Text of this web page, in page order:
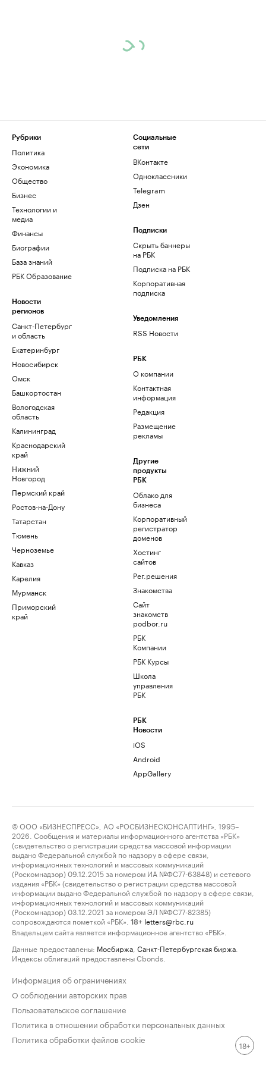
Рубрики
Политика
Экономика
Общество
Бизнес
Технологии и
медиа
Финансы
Биографии
База знаний
РБК Образование
Новости
регионов
Санкт-Петербург
и область
Екатеринбург
Новосибирск
Омск
Башкортостан
Вологодская
область
Калининград
Краснодарский
край
Нижний
Новгород
Пермский край
Ростов-на-Дону
Татарстан
Тюмень
Черноземье
Кавказ
Карелия
Мурманск
Приморский
край
Социальные
сети
ВКонтакте
Одноклассники
Telegram
Дзен
Подписки
Скрыть баннеры
на РБК
Подписка на РБК
Корпоративная
подписка
Уведомления
RSS Новости
РБК
О компании
Контактная
информация
Редакция
Размещение
рекламы
Другие
продукты
РБК
Облако для
бизнеса
Корпоративный
регистратор
доменов
Хостинг
сайтов
Рег.решения
Знакомства
Сайт
знакомств
podbor.ru
РБК
Компании
РБК Курсы
Школа
управления
РБК
РБК
Новости
iOS
Android
AppGallery
© ООО «БИЗНЕСПРЕСС», АО «РОСБИЗНЕСКОНСАЛТИНГ», 1995–
2026. Сообщения и материалы информационного агентства «РБК»
(свидетельство о регистрации средства массовой информации
выдано Федеральной службой по надзору в сфере связи,
информационных технологий и массовых коммуникаций
(Роскомнадзор) 09.12.2015 за номером ИА №ФС77-63848) и сетевого
издания «РБК» (свидетельство о регистрации средства массовой
информации выдано Федеральной службой по надзору в сфере связи,
информационных технологий и массовых коммуникаций
(Роскомнадзор) 03.12.2021 за номером ЭЛ №ФС77-82385)
сопровождаются пометкой «РБК».
18+ letters@rbc.ru
Владельцем сайта является информационное агентство «РБК».
Данные предоставлены: Мосбиржа Санкт-Петербургская биржа
Индексы облигаций предоставлены Cbonds.
Информация об ограничениях
О соблюдении авторских прав
Пользовательское соглашение
Политика в отношении обработки персональных данных
Политика обработки файлов cookie
18+